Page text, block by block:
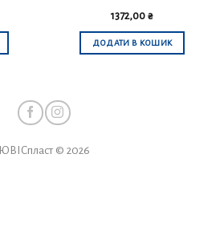
1372,00 ₴
ДОДАТИ В КОШИК
ЮВІСпласт © 2026